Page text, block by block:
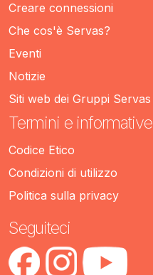
Creare connessioni
Che cos'è Servas?
Eventi
Notizie
Siti web dei Gruppi Servas
Termini e informative
Codice Etico
Condizioni di utilizzo
Politica sulla privacy
Seguiteci